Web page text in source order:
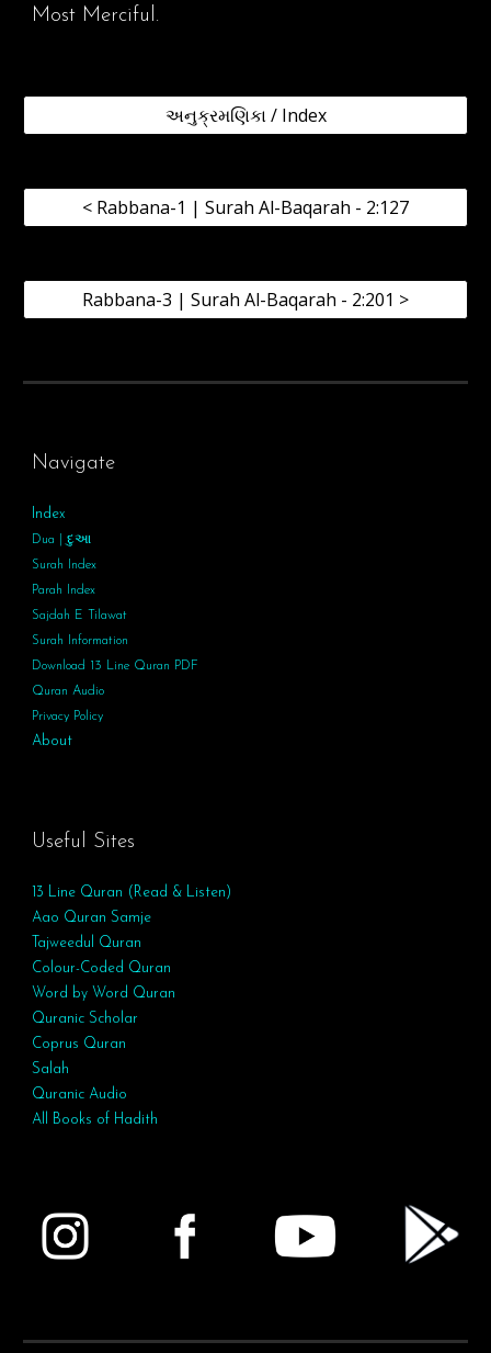
Most Merciful.
અનુક્રમણિકા / Index
< Rabbana-1 | Surah Al-Baqarah - 2:127
Rabbana-3 | Surah Al-Baqarah - 2:201 >
Navigate
Index
Dua | દુઆ
Surah Index
Parah Index
Sajdah E Tilawat
Surah
Information
Download 13 Line Quran PDF
Quran Audio
Privacy Policy
About
Useful Sites
13 Line Quran (Read & Listen)
Aao Quran Samje
Tajweedul Quran
Colour-Coded Quran
Word by Word Quran
Quranic Scholar
Coprus Quran
Salah
Quranic Audio
All Books of Hadith